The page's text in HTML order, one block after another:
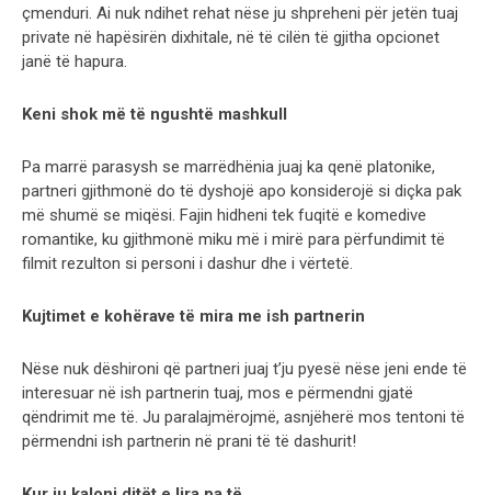
çmenduri. Ai nuk ndihet rehat nëse ju shpreheni për jetën tuaj
private në hapësirën dixhitale, në të cilën të gjitha opcionet
janë të hapura.
Keni shok më të ngushtë mashkull
Pa marrë parasysh se marrëdhënia juaj ka qenë platonike,
partneri gjithmonë do të dyshojë apo konsiderojë si diçka pak
më shumë se miqësi. Fajin hidheni tek fuqitë e komedive
romantike, ku gjithmonë miku më i mirë para përfundimit të
filmit rezulton si personi i dashur dhe i vërtetë.
Kujtimet e kohërave të mira me ish partnerin
Nëse nuk dëshironi që partneri juaj t’ju pyesë nëse jeni ende të
interesuar në ish partnerin tuaj, mos e përmendni gjatë
qëndrimit me të. Ju paralajmërojmë, asnjëherë mos tentoni të
përmendni ish partnerin në prani të të dashurit!